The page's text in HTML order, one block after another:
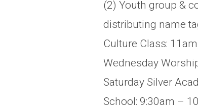
(2) Youth group &
distributing name
Culture Class:
Wednesday
Saturday Silver
School: 9:30am –